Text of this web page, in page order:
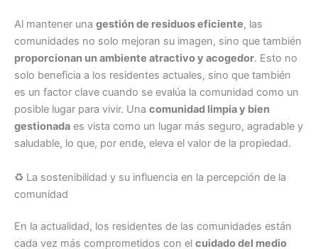
Al mantener una gestión de residuos eficiente, las
comunidades no solo mejoran su imagen, sino que también
proporcionan un ambiente atractivo y acogedor. Esto no
solo beneficia a los residentes actuales, sino que también
es un factor clave cuando se evalúa la comunidad como un
posible lugar para vivir. Una comunidad limpia y bien
gestionada es vista como un lugar más seguro, agradable y
saludable, lo que, por ende, eleva el valor de la propiedad.
♻️ La sostenibilidad y su influencia en la percepción de la
comunidad
En la actualidad, los residentes de las comunidades están
cada vez más comprometidos con el cuidado del medio